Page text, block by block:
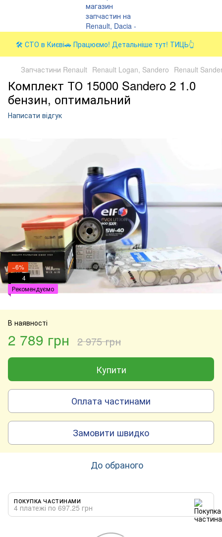
🛠️ СТО в Києві🚗 Працюємо! Детальніше тут! ТИЦЬ👆
Запчастини Renault Renault Logan, Sandero Renault
Комплект ТО 15000 Sandero 2 1.0
бензин, оптимальний
Написати відгук
−6%
4
Рекомендуємо
В наявності
2 789 грн 2 975 грн
Купити
Оплата частинами
Замовити швидко
До обраного
ПОКУПКА ЧАСТИНАМИ
4 платежі по 697.25 грн